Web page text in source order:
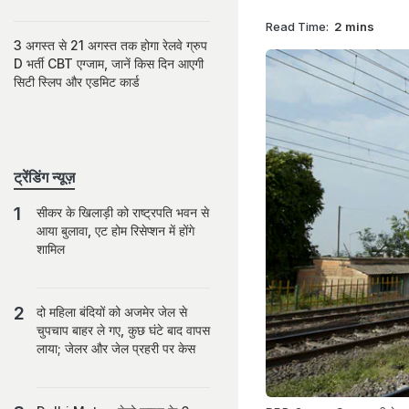
Read Time: 2 mins
3 अगस्त से 21 अगस्त तक होगा रेलवे ग्रुप
D भर्ती CBT एग्जाम, जानें किस दिन आएगी
सिटी स्लिप और एडमिट कार्ड
ट्रेंडिंग न्यूज़
सीकर के ख‍िलाड़ी को राष्‍ट्रपत‍ि भवन से
आया बुलावा, एट होम रिसेप्शन में होंगे
शामिल
दो मह‍िला बंद‍ियों को अजमेर जेल से
चुपचाप बाहर ले गए, कुछ घंटे बाद वापस
लाया; जेलर और जेल प्रहरी पर केस